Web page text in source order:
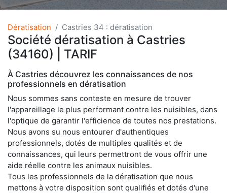
Dératisation Castries 34 : dératisation
Société dératisation à Castries
(34160) | TARIF
À Castries découvrez les connaissances de nos
professionnels en dératisation
Nous sommes sans conteste en mesure de trouver
l'appareillage le plus performant contre les nuisibles, dans
l'optique de garantir l'efficience de toutes nos prestations.
Nous avons su nous entourer d'authentiques
professionnels, dotés de multiples qualités et de
connaissances, qui leurs permettront de vous offrir une
aide réelle contre les animaux nuisibles.
Tous les professionnels de la dératisation que nous
mettons à votre disposition sont qualifiés et dotés d'une